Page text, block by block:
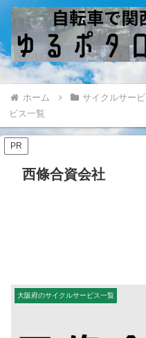
ホーム サイクルサー
ビス一覧
PR
西條合資会社
大阪府のサイクルサービス一覧